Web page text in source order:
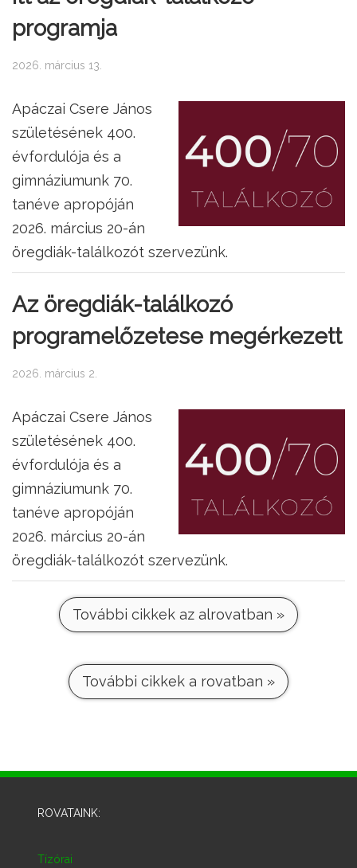
programja
2026. március 13.
Apáczai Csere János
születésének 400.
évfordulója és a
gimnáziumunk 70.
tanéve apropóján
2026. március 20-án
öregdiák-találkozót szervezünk.
Az öregdiák-találkozó
programelőzetese megérkezett
2026. március 2.
Apáczai Csere János
születésének 400.
évfordulója és a
gimnáziumunk 70.
tanéve apropóján
2026. március 20-án
öregdiák-találkozót szervezünk.
További cikkek az alrovatban »
További cikkek a rovatban »
ROVATAINK:
Tízórai